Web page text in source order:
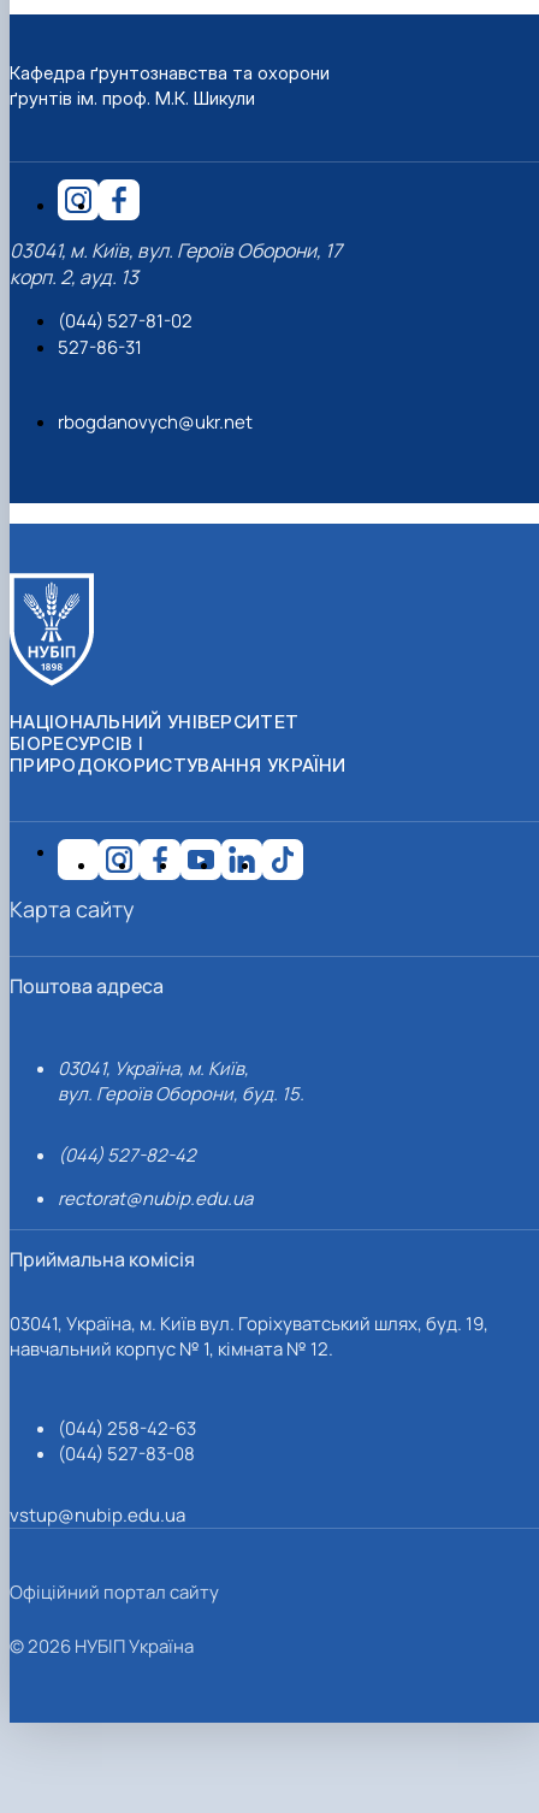
Кафедра ґрунтознавства та охорони
ґрунтів ім. проф. М.К. Шикули
03041, м. Київ, вул. Героїв Оборони, 17
корп. 2, ауд. 13
(044) 527-81-02
527-86-31
rbogdanovych@ukr.net
НАЦІОНАЛЬНИЙ УНІВЕРСИТЕТ
БІОРЕСУРСІВ І
ПРИРОДОКОРИСТУВАННЯ УКРАЇНИ
Поштова адреса
03041, Україна, м. Київ,
вул. Героїв Оборони, буд. 15.
(044) 527-82-42
rectorat@nubip.edu.ua
Приймальна комісія
03041, Україна, м. Київ вул. Горіхуватський шлях, буд. 19,
навчальний корпус № 1, кімната № 12.
(044) 258-42-63
(044) 527-83-08
vstup@nubip.edu.ua
Карта сайту
Офіційний портал сайту
© 2026 НУБІП Україна